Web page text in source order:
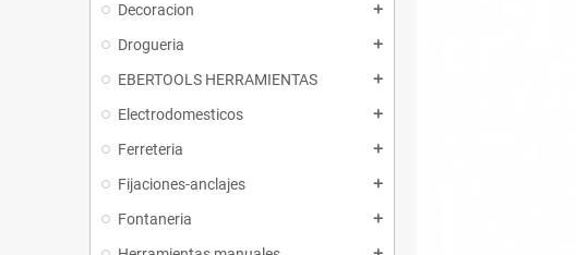
Decoracion add
Drogueria add
EBERTOOLS HERRAMIENTAS add
Electrodomesticos add
Ferreteria add
Fijaciones-anclajes add
Fontaneria add